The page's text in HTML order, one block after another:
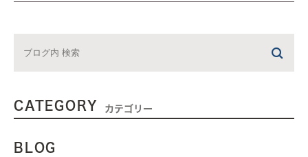
CATEGORY カテゴリー
BLOG